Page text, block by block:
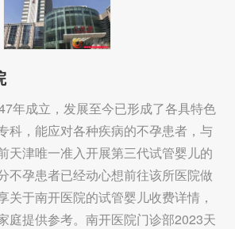
年成立，发展至今已形成了各具特色
科，能应对各种疾病的不孕患者，与
天津唯一准入开展第三代试管婴儿的
不孕患者已经动心想前往该所医院做
关于南开医院的试管婴儿收费详情，
庭提供参考。南开医院门诊部2023天